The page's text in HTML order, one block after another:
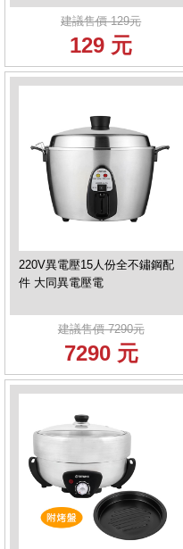
建議售價 129元
129 元
220V異電壓15人份全不鏽鋼配
件 大同異電壓電
建議售價 7290元
7290 元